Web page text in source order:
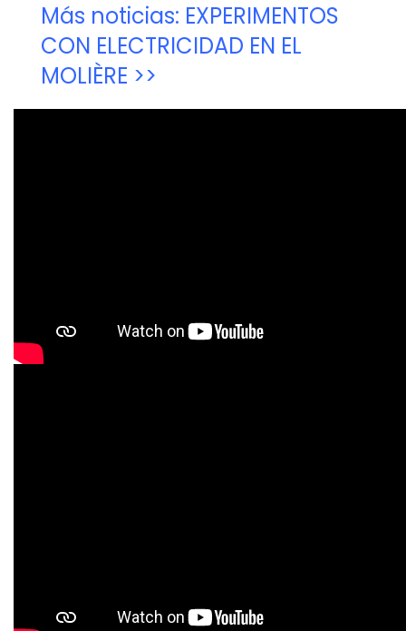
Más noticias: EXPERIMENTOS
CON ELECTRICIDAD EN EL
MOLIÈRE >>